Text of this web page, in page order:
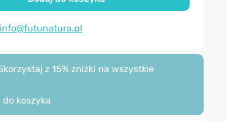
info@futunatura.pl
z 15% zniżki na wszystkie
do koszyka